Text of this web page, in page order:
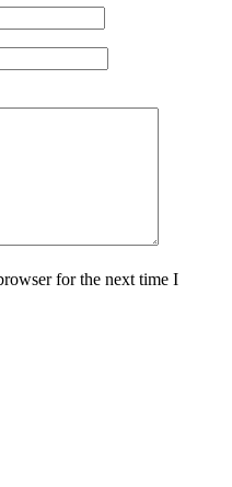
for the next time I